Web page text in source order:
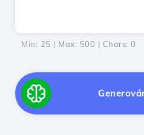
Min: 25 | Max: 500 | Chars: 0